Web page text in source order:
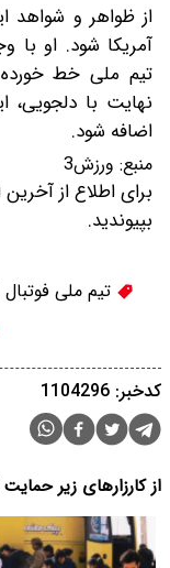
از ظواهر و شواهد
آمریکا شود. او با
تیم ملی خط
نهایت با
اضافه شود.
منبع: ورزش3
برای اطلاع از
بپیوندید.
تیم ملی فوتبال
کدخبر: 1104296
از کارزارهای زیر حمایت